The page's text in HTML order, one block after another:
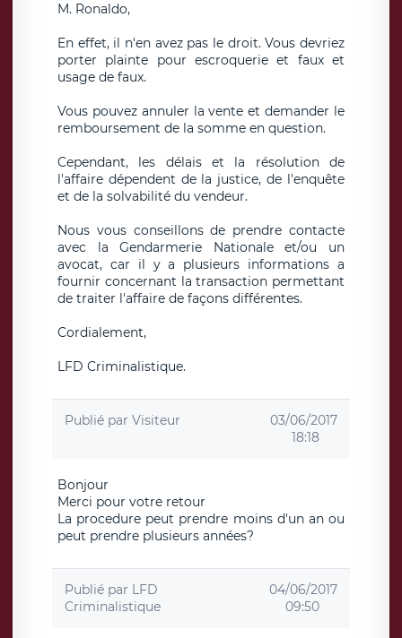
M. Ronaldo,
En effet, il n'en avez pas le droit. Vous devriez
porter plainte pour escroquerie et faux et
usage de faux.
Vous pouvez annuler la vente et demander le
remboursement de la somme en question.
Cependant, les délais et la résolution de
l'affaire dépendent de la justice, de l'enquête
et de la solvabilité du vendeur.
Nous vous conseillons de prendre contacte
avec la Gendarmerie Nationale et/ou un
avocat, car il y a plusieurs informations a
fournir concernant la transaction permettant
de traiter l'affaire de façons différentes.
Cordialement,
LFD Criminalistique.
Publié par Visiteur
03/06/2017
18:18
Bonjour
Merci pour votre retour
La procedure peut prendre moins d'un an ou
peut prendre plusieurs années?
Publié par LFD
Criminalistique
04/06/2017
09:50